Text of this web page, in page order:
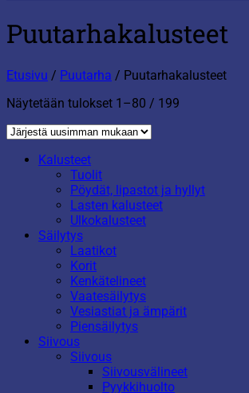
Puutarhakalusteet
Etusivu / Puutarha / Puutarhakalusteet
Näytetään tulokset 1–80 / 199
Kalusteet
Tuolit
Pöydät, lipastot ja hyllyt
Lasten kalusteet
Ulkokalusteet
Säilytys
Laatikot
Korit
Kenkätelineet
Vaatesäilytys
Vesiastiat ja ämpärit
Piensäilytys
Siivous
Siivous
Siivousvälineet
Pyykkihuolto